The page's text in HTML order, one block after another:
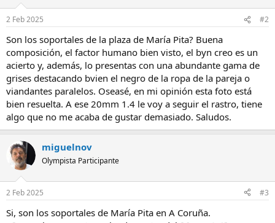
e
:
2 Feb 2025 #2
Son los soportales de la plaza de María Pita? Buena
composición, el factor humano bien visto, el byn creo es un
acierto y, además, lo presentas con una abundante gama de
grises destacando bvien el negro de la ropa de la pareja o
viandantes paralelos. Oseasé, en mi opinión esta foto está
bien resuelta. A ese 20mm 1.4 le voy a seguir el rastro, tiene
algo que no me acaba de gustar demasiado. Saludos.
miguelnov
Olympista Participante
2 Feb 2025 #3
Si, son los soportales de María Pita en A Coruña.